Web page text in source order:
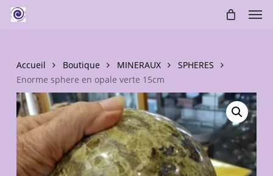
main
Accueil Boutique MINERAUX
SPHERES
Enorme sphere en opale verte 15cm